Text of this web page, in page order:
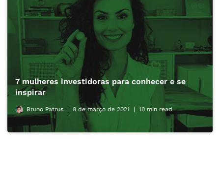
7 mulheres investidoras para conhecer e se
inspirar
Bruno Patrus 8 de março de 2021 10 min read